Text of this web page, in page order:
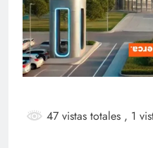
47 vistas totales , 1